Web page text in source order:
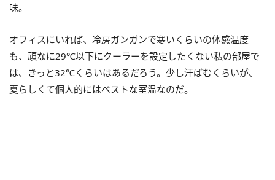
味。
オフィスにいれば、冷房ガンガンで寒いくらいの体感温度
も、頑なに29℃以下にクーラーを設定したくない私の部屋で
は、きっと32℃くらいはあるだろう。少し汗ばむくらいが、
夏らしくて個人的にはベストな室温なのだ。